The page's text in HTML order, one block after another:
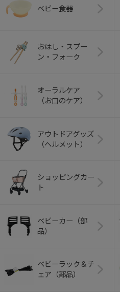
ベビー食器
おはし・スプー
ン・フォーク
オーラルケア
（お口のケア）
アウトドアグッズ
（ヘルメット）
ショッピングカー
ト
ベビーカー（部
品）
ベビーラック＆チ
ェア（部品）